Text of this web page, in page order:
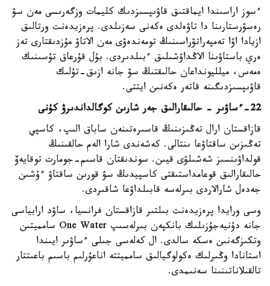
ءسوز اراسىندا ايماقتىق قاۋىپسىزدىك كليمات وزگەرىسى مەن سۋ
رەسۋرستارىنا دا تاۋەلدى ەكەنى سەزىلدى. پرەزيدەنت ورتالىق
ازيادا اۋا تەمپەراتۋراسىنىڭ تومەندەۋى مەن الاتاۋ مۇزدىقتارى تەز
ەري باستاۋىنا الاڭداۋشىلىق ءبىلدىردى. بۇل قۇرعاق تۇسىنىك
ەمەس، ميلليونداعان حالىقتىڭ سۋ جانە ازىق-تۇلىك
قاۋىپسىزدىگىنە قاتەر ەكەنىن ايتتى.
22-ءساۋىر - حالىقارالىق جەر شارىن كوگالداندىرۋ كۇنى
قازاقستان ارال تەڭىزىنىڭ قاسىرەتىنەن ساباق الىپ، كاسپي
تەڭىزىن ساقتاۋعا ىنتالى. كەشەندى شارا الەم حالقىنىڭ
قولداۋىنسىز شەشىلۋى قيىن. سوندىقتان قاسىم-جومارت توقايەۆ
حالىقارالىق قوعامداستىقتى كاسپيدىڭ سۋ قورىن ساقتاۋ ءۇشىن
جەدەل شارالاردى بىرلەسە قابىلداۋعا شاقىردى.
وسى ورايدا پرەزيدەنت بىلتىر قازاقستان فرانسيا، ساۋد ارابياسى
جانە دۇنيەجۇزىلىك بانكپەن بىرلەسىپ One Water سامميتىن
وتكىزگەنىن ەسكە سالدى. ال كەلەسى جىلى ءساۋىر ايىندا
استانادا وڭىرلىك ەكولوگيالىق سامميتتە اناعۇرلىم باسىم باعىتتار
تالقىلاناتىنىنا سەنىمدى.